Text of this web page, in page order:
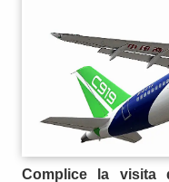
Complice la visita